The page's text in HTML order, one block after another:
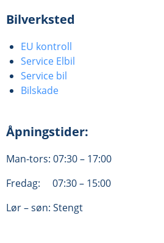
Bilverksted
EU kontroll
Service Elbil
Service bil
Bilskade
Åpningstider:
Man-tors: 07:30 – 17:00
Fredag: 07:30 – 15:00
Lør – søn: Stengt